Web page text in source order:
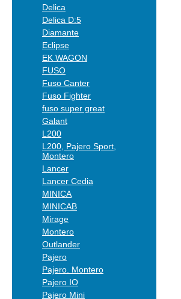
Delica
Delica D:5
Diamante
Eclipse
EK WAGON
FUSO
Fuso Canter
Fuso Fighter
fuso super great
Galant
L200
L200, Pajero Sport,
Montero
Lancer
Lancer Cedia
MINICA
MINICAB
Mirage
Montero
Outlander
Pajero
Pajero. Montero
Pajero IO
Pajero Mini